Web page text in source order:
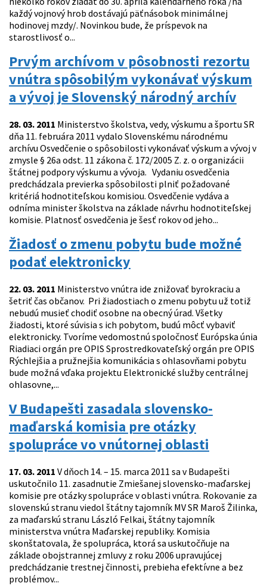
každý vojnový hrob dostávajú päťnásobok minimálnej
hodinovej mzdy/. Novinkou bude, že príspevok na
starostlivosť o...
Prvým archívom v pôsobnosti rezortu
vnútra spôsobilým vykonávať výskum
a vývoj je Slovenský národný archív
28. 03. 2011 Ministerstvo školstva, vedy, výskumu a športu SR
dňa 11. februára 2011 vydalo Slovenskému národnému
archívu Osvedčenie o spôsobilosti vykonávať výskum a vývoj v
zmysle § 26a odst. 11 zákona č. 172/2005 Z. z. o organizácii
štátnej podpory výskumu a vývoja. Vydaniu osvedčenia
predchádzala previerka spôsobilosti plniť požadované
kritériá hodnotiteľskou komisiou. Osvedčenie vydáva a
odníma minister školstva na základe návrhu hodnotiteľskej
komisie. Platnosť osvedčenia je šesť rokov od jeho...
Žiadosť o zmenu pobytu bude možné
podať elektronicky
22. 03. 2011 Ministerstvo vnútra ide znižovať byrokraciu a
šetriť čas občanov. Pri žiadostiach o zmenu pobytu už totiž
nebudú musieť chodiť osobne na obecný úrad. Všetky
žiadosti, ktoré súvisia s ich pobytom, budú môcť vybaviť
elektronicky. Tvoríme vedomostnú spoločnosť Európska únia
Riadiaci orgán pre OPIS Sprostredkovateľský orgán pre OPIS
Rýchlejšia a pružnejšia komunikácia s ohlasovňami pobytu
bude možná vďaka projektu Elektronické služby centrálnej
ohlasovne,...
V Budapešti zasadala slovensko-
maďarská komisia pre otázky
spolupráce vo vnútornej oblasti
17. 03. 2011 V dňoch 14. – 15. marca 2011 sa v Budapešti
uskutočnilo 11. zasadnutie Zmiešanej slovensko-maďarskej
komisie pre otázky spolupráce v oblasti vnútra. Rokovanie za
slovenskú stranu viedol štátny tajomník MV SR Maroš Žilinka,
za maďarskú stranu László Felkai, štátny tajomník
ministerstva vnútra Maďarskej republiky. Komisia
skonštatovala, že spolupráca, ktorá sa uskutočňuje na
základe obojstrannej zmluvy z roku 2006 upravujúcej
predchádzanie trestnej činnosti, prebieha efektívne a bez
problémov...